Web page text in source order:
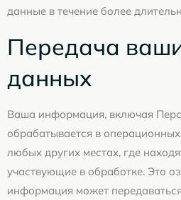
данные в течение более
Передача
данных
Ваша информация, включая
обрабатывается в
любых других местах, где
участвующие в обработке. Это
информация может